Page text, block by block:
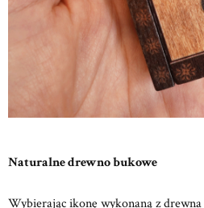
Naturalne drewno bukowe
Wybierając ikonę wykonaną z